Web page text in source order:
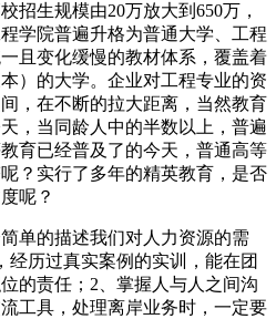
招生规模由20万放大到650万，
学院普遍升格为普通大学、工程
且变化缓慢的教材体系，覆盖着
）的大学。企业对工程专业的资
，在不断的拉大距离，当然教育
，当同龄人中的半数以上，普遍
育已经普及了的今天，普通高等
？实行了多年的精英教育，是否
呢？
单的描述我们对人力资源的需
经历过真实案例的实训，能在团
的责任；2、掌握人与人之间沟
工具，处理离岸业务时，一定要